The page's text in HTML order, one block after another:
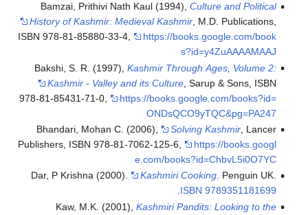
Bamzai, Prithivi
History of Kashmir:
ISBN 978-81-85880-
Bakshi, S. R.
Kashmir -
978-81-85431-71-0
Bhandari, Mohan
Publishers, ISBN
Dar, P Krishna
Kaw, M.K.